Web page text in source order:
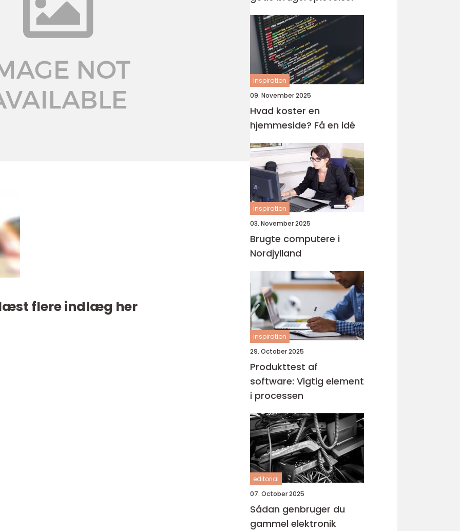
flere indlæg her
inspiration
09. November 2025
Hvad koster en
hjemmeside? Få en idé
inspiration
03. November 2025
Brugte computere i
Nordjylland
inspiration
29. October 2025
Produkttest af
software: Vigtig element
i processen
editorial
07. October 2025
Sådan genbruger du
gammel elektronik